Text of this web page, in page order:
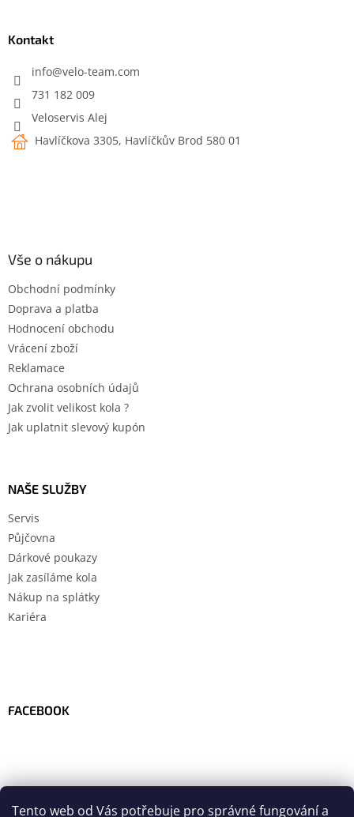
Tento web od Vás potřebuje pro správné fungování a
Kontakt
info@velo-team.com
731 182 009
Veloservis Alej
Havlíčkova 3305, Havlíčkův Brod 580 01
Vše o nákupu
Obchodní podmínky
Doprava a platba
Hodnocení obchodu
Vrácení zboží
Reklamace
Ochrana osobních údajů
Jak zvolit velikost kola ?
Jak uplatnit slevový kupón
NAŠE SLUŽBY
Servis
Půjčovna
Dárkové poukazy
Jak zasíláme kola
Nákup na splátky
Kariéra
FACEBOOK